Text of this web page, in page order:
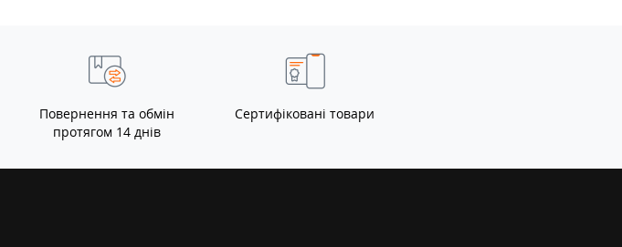
Повернення та обмін
протягом 14 днів
Сертифіковані товари